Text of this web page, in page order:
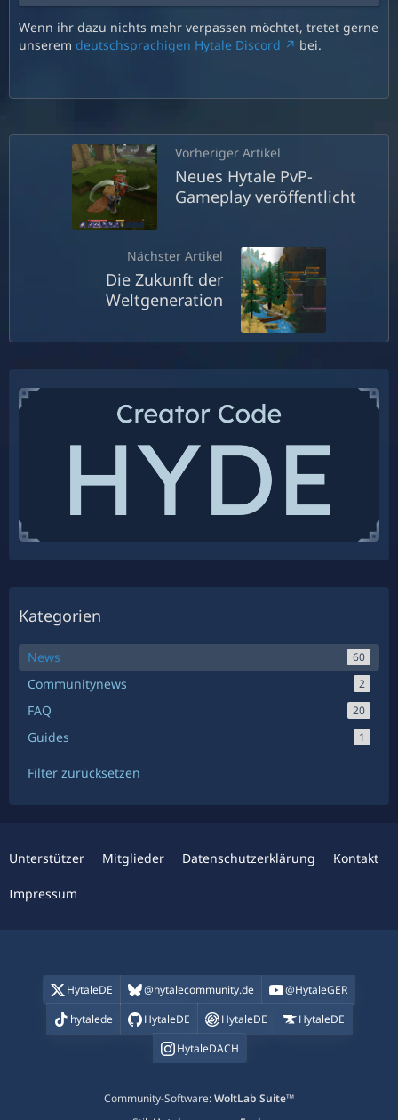
Wenn ihr dazu nichts mehr verpassen möchtet, tretet gerne
unserem deutschsprachigen Hytale Discord bei.
Vorheriger Artikel
Neues Hytale PvP-
Gameplay veröffentlicht
Nächster Artikel
Die Zukunft der
Weltgeneration
Kategorien
News 60
Communitynews 2
FAQ 20
Guides 1
Filter zurücksetzen
Unterstützer Mitglieder Datenschutzerklärung Kontakt
Impressum
HytaleDE @hytalecommunity.de
@HytaleGER
hytalede
HytaleDE HytaleDE
HytaleDE
HytaleDACH
Community-Software:WoltLab Suite™